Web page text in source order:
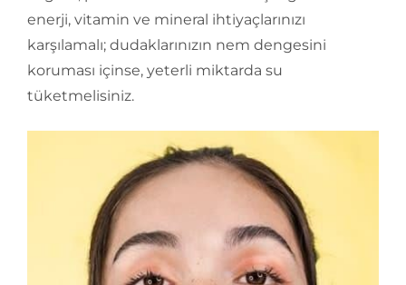
enerji, vitamin ve mineral ihtiyaçlarınızı
karşılamalı; dudaklarınızın nem dengesini
koruması içinse, yeterli miktarda su
tüketmelisiniz.